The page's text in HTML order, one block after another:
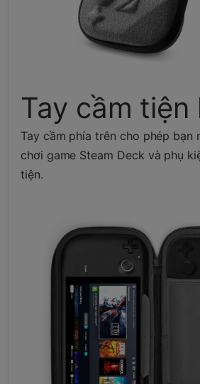
Tay cầm tiện
Tay cầm phía trên cho phép bạn
chơi game Steam Deck và phụ
tiện.